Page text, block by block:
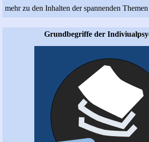
mehr zu den Inhalten der spannenden Themen
Grundbegriffe der